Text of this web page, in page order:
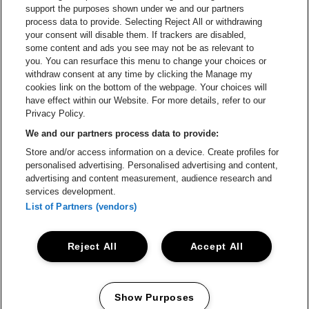
Ga naar de website van Champagne
Ga naar de website
Ga naar de website van Het
Ga naar de
Ga naar de website van Gazet
Ga naar de
Stadsschouwburg Antwerpen is een deel van be•at
Stadsschouwburg Antwerpen
Be-At Venues
Schijnpoortweg 119, 2170 Antwerpen
BTW (BE) 0461.051.688 - RPR Antwerpen
BNP Paribas Fortis - IBAN: BE93 2200 4925 0067 - BIC:
GEBABEBB
ProclaimerCookiesManage my cookiesPrivacy
support the purposes shown under we and our partners
process data to provide. Selecting Reject All or withdrawing
your consent will disable them. If trackers are disabled,
some content and ads you see may not be as relevant to
you. You can resurface this menu to change your choices or
withdraw consent at any time by clicking the Manage my
cookies link on the bottom of the webpage. Your choices will
have effect within our Website. For more details, refer to our
Privacy Policy.
We and our partners process data to provide:
Store and/or access information on a device. Create profiles for
personalised advertising. Personalised advertising and content,
advertising and content measurement, audience research and
services development.
List of Partners (vendors)
Accept All
Reject All
Show Purposes